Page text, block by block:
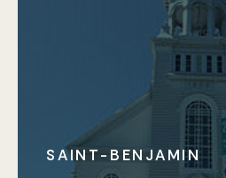
SAINT-BENJAMIN